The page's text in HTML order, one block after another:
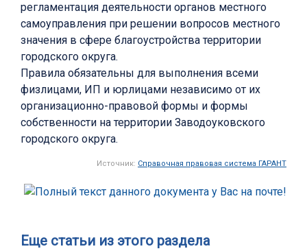
регламентация деятельности органов местного
самоуправления при решении вопросов местного
значения в сфере благоустройства территории
городского округа.
Правила обязательны для выполнения всеми
физлицами, ИП и юрлицами независимо от их
организационно-правовой формы и формы
собственности на территории Заводоуковского
городского округа.
Источник: Справочная правовая система ГАРАНТ
Еще статьи из этого раздела